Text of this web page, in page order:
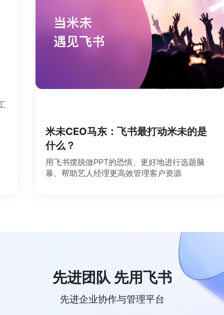
米未CEO马东：飞书最打动米未的是
什么？
用飞书摆脱做PPT的恐惧、更好地进行选题脑
暴、帮助艺人经理更高效管理客户资源
先进团队 先用飞书
先进企业协作与管理平台